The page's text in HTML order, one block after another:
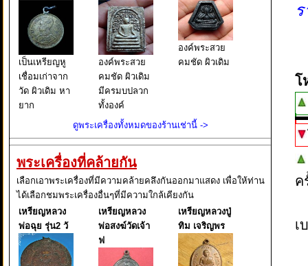
เป็นเหรียญหู
เชื่อมเก่าจาก
วัด ผิวเดิม หา
ยาก
องค์พระสวย
คมชัด ผิวเดิม
มีครมบปลวก
ทั้งองค์
องค์พระสวย
คมชัด ผิวเดิม
ดูพระเครื่องทั้งหมดของร้านเช่านี้ ->
พระเครื่องที่คล้ายกัน
เลือกเอาพระเครื่องที่มีความคล้ายคลึงกันออกมาแสดง เพื่อให้ท่าน
ได้เลือกชมพระเครื่องอื่นๆที่มีความใกล้เคียงกัน
เหรียญหลวง
พ่อฉุย รุ่น2 วั
เหรียญหลวง
พ่อสงฆ์วัดเจ้า
ฟ
เหรียญหลวงปู่
ทิม เจริญพร
โ
เ